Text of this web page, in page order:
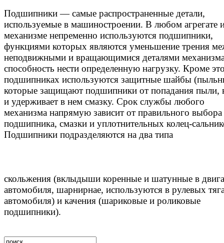
Подшипники — самые распространенные детали,
используемые в машиностроении. В любом агрегате
механизме непременно используются подшипники,
функциями которых являются уменьшение трения
неподвижными и вращающимися деталями
способность нести определенную нагрузку. Кроме
подшипниках используются защитные шайбы
которые защищают подшипники от попадания пыли,
и удерживает в нем смазку. Срок службы любого
механизма напрямую зависит от правильного выбора
подшипника, смазки и уплотнительных колец-
Подшипники подразделяются на два типа
скольжения (вклыдыши коренные и шатунные в
автомобиля, шарнирнае, используются в рулевых
автомобиля) и качения (шариковые и роликовые
подшипники).